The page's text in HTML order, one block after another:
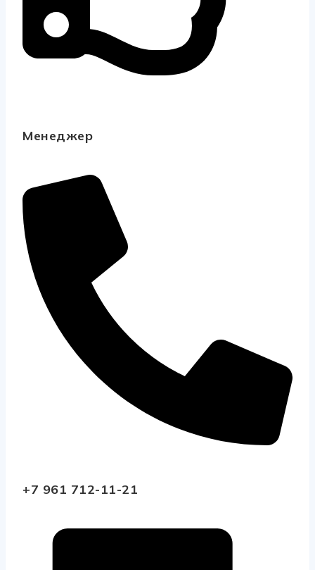
Менеджер
+7 961 712-11-21